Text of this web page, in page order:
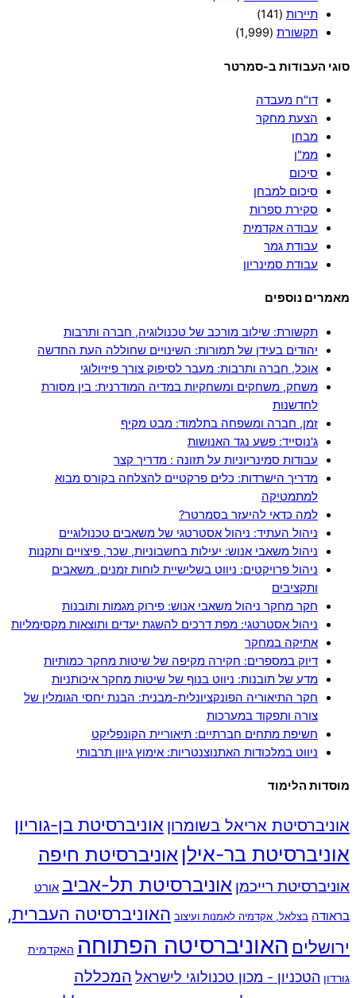
תיירות (141)
תקשורת (1,999)
סוגי העבודות ב-סמרטר
דו"ח מעבדה
הצעת מחקר
מבחן
ממ"ן
סיכום
סיכום למבחן
סקירת ספרות
עבודה אקדמית
עבודת גמר
עבודת סמינריון
מאמרים נוספים
תקשורת: שילוב מורכב של טכנולוגיה, חברה ותרבות
יהודים בעידן של תמורות: השינויים שחוללה העת החדשה
אוכל, חברה ותרבות: מעבר לסיפוק צורך פיזיולוגי
משחק, משחקים ומשחקיות במדיה המודרנית: בין מסורת
לחדשנות
זמן, חברה ומשפחה בתלמוד: מבט מקיף
ג'נוסייד: פשע נגד האנושות
עבודות סמינריוניות על תזונה : מדריך קצר
מדריך הישרדות: כלים פרקטיים להצלחה בקורס מבוא
למתמטיקה
למה כדאי להיעזר בסמרטר?
ניהול העתיד: ניהול אסטרטגי של משאבים טכנולוגיים
ניהול משאבי אנוש: יעילות בחשבוניות, שכר, פיצויים ותקנות
ניהול פרויקטים: ניווט בשלישיית לוחות זמנים, משאבים
ותקציבים
חקר מחקר ניהול משאבי אנוש: פירוק מגמות ותובנות
ניהול אסטרטגי: מפת דרכים להשגת יעדים ותוצאות מקסימליות
אתיקה במחקר
דיוק במספרים: חקירה מקיפה של שיטות מחקר כמותיות
מדע של תובנות: ניווט בנוף של שיטות מחקר איכותניות
חקר התיאוריה הפונקציונלית-מבנית: הבנת יחסי הגומלין של
צורה ותפקוד במערכות
חשיפת מתחים חברתיים: תיאוריית הקונפליקט
ניווט במלכודות האתנוצנטריות: אימוץ גיוון תרבותי
מוסדות הלימוד
אוניברסיטת אריאל בשומרון אוניברסיטת בן-גוריון
אוניברסיטת בר-אילן אוניברסיטת חיפה
אוניברסיטת רייכמן אוניברסיטת תל-אביב אורט
בראודה בצלאל, אקדמיה לאמנות ועיצוב האוניברסיטה העברית,
ירושלים האוניברסיטה הפתוחה האקדמית
גורדון הטכניון - מכון טכנולוגי לישראל המכללה